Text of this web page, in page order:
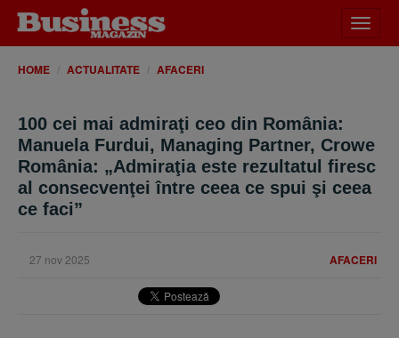
meniu
HOME ACTUALITATE AFACERI
100 cei mai admiraţi ceo din România:
Manuela Furdui, Managing Partner, Crowe
România: „Admiraţia este rezultatul firesc
al consecvenţei între ceea ce spui şi ceea
ce faci”
AFACERI
27 nov 2025